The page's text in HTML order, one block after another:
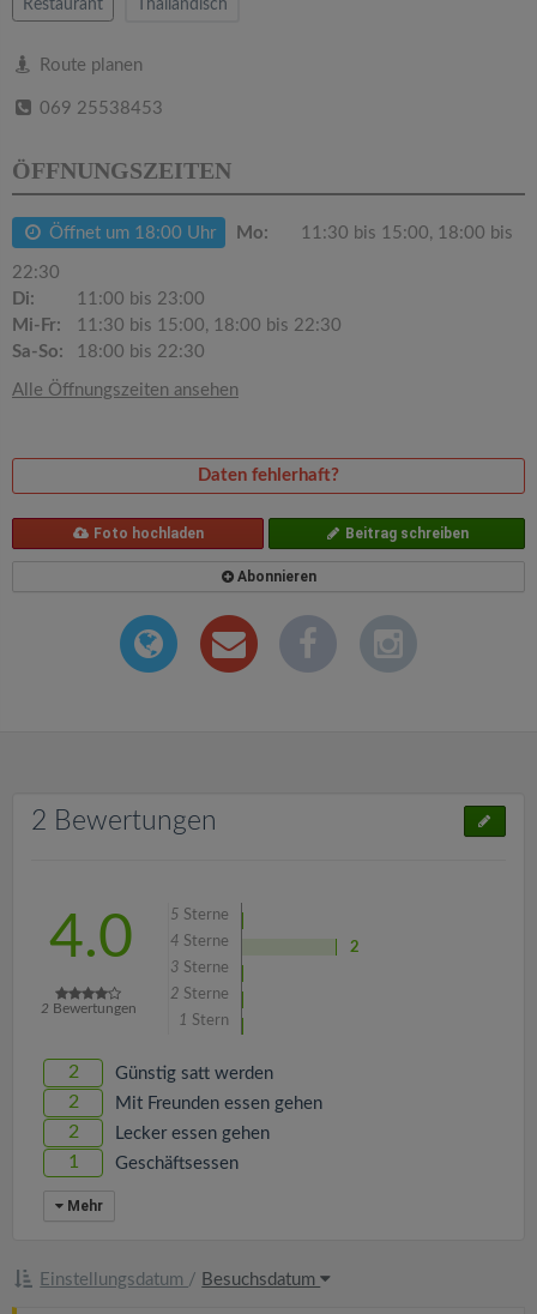
Restaurant Thailändisch
Route planen
069 25538453
ÖFFNUNGSZEITEN
Öffnet um 18:00 Uhr Mo: 11:30 bis 15:00, 18:00 bis
22:30
Di:
11:00 bis 23:00
Mi-Fr:
11:30 bis 15:00, 18:00 bis 22:30
Sa-So:
18:00 bis 22:30
Alle Öffnungszeiten ansehen
Daten fehlerhaft?
Foto hochladen Beitrag schreiben
Abonnieren
2 Bewertungen
4.0
2 Bewertungen
5 Sterne
4 Sterne
2
3 Sterne
2 Sterne
1 Stern
2 Günstig satt werden
2 Mit Freunden essen gehen
2 Lecker essen gehen
1 Geschäftsessen
Mehr
Einstellungsdatum / Besuchsdatum
i
a
i
o